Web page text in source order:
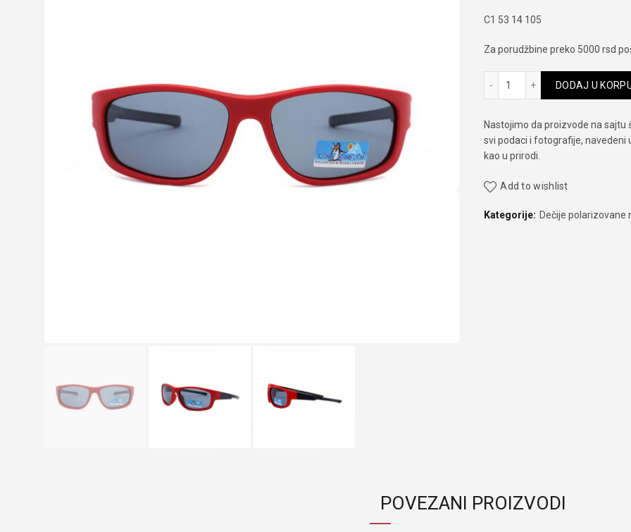
C1 53 14 105
Za porudžbine preko 5000 rsd
DODAJ U
Nastojimo da proizvode na
svi podaci i fotografije, navedeni
kao u prirodi.
Add to wishlist
Kategorije: Dečije polarizovane
POVEZANI PROIZVODI